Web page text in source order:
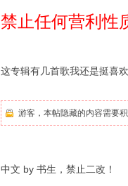
禁止任何营利性
这专辑有几首歌我还是挺喜
游客，本帖隐藏的内容需要
中文 by 书生，禁止二改！